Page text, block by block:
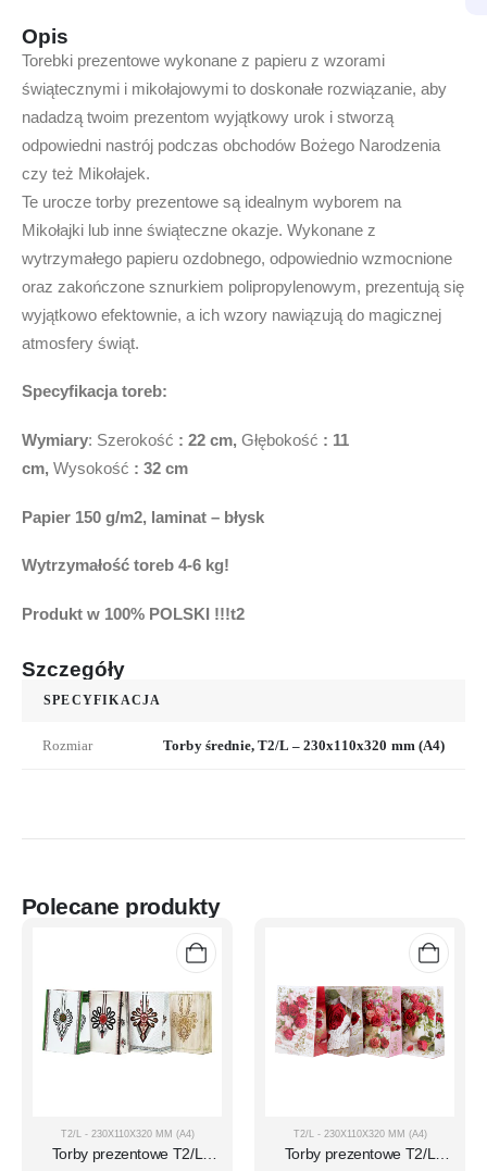
Opis
Torebki prezentowe wykonane z papieru z wzorami
świątecznymi i mikołajowymi to doskonałe rozwiązanie, aby
nadadzą twoim prezentom wyjątkowy urok i stworzą
odpowiedni nastrój podczas obchodów Bożego Narodzenia
czy też Mikołajek.
Te urocze torby prezentowe są idealnym wyborem na
Mikołajki lub inne świąteczne okazje. Wykonane z
wytrzymałego papieru ozdobnego, odpowiednio wzmocnione
oraz zakończone sznurkiem polipropylenowym, prezentują się
wyjątkowo efektownie, a ich wzory nawiązują do magicznej
atmosfery świąt.
Specyfikacja toreb:
Wymiary: Szerokość : 22 cm, Głębokość : 11
cm, Wysokość : 32 cm
Papier 150 g/m2, laminat – błysk
Wytrzymałość toreb 4-6 kg!
Produkt w 100% POLSKI !!!t2
Szczegóły
SPECYFIKACJA
Rozmiar Torby średnie, T2/L – 230x110x320 mm (A4)
Polecane produkty
T2/L - 230X110X320 MM (A4)
Torby prezentowe T2/L
T2/L - 230X110X320 MM (A4)
Torby prezentowe T2/L